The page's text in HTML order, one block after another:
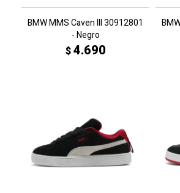
BMW MMS Caven III 30912801
- Negro
$4.690